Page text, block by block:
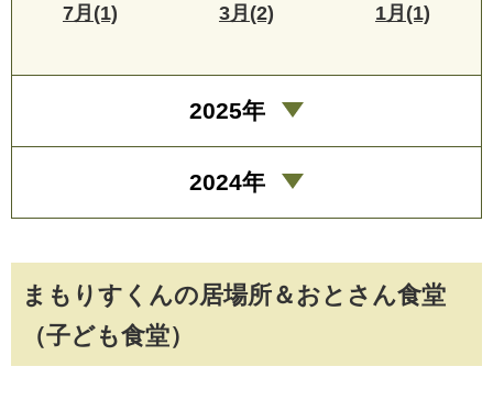
まもりすくんの居場所＆おとさん食堂
（子ども食堂）
7月(1) 3月(2) 1月(1)
2025年
2024年